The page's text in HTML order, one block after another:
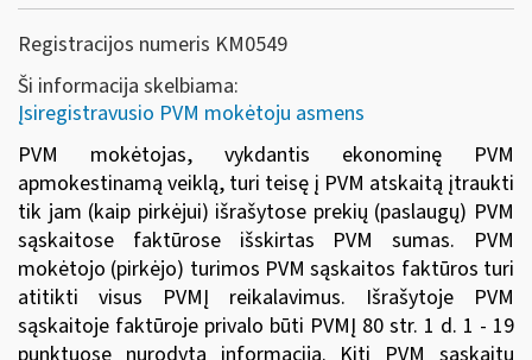
Registracijos numeris KM0549
Ši informacija skelbiama:
Įsiregistravusio PVM mokėtoju asmens
PVM mokėtojas, vykdantis ekonominę PVM
apmokestinamą veiklą, turi teisę į PVM atskaitą įtraukti
tik jam (kaip pirkėjui) išrašytose prekių (paslaugų) PVM
sąskaitose faktūrose išskirtas PVM sumas. PVM
mokėtojo (pirkėjo) turimos PVM sąskaitos faktūros turi
atitikti visus PVMĮ reikalavimus. Išrašytoje PVM
sąskaitoje faktūroje privalo būti PVMĮ 80 str. 1 d. 1 - 19
punktuose nurodyta informacija. Kiti PVM sąskaitų